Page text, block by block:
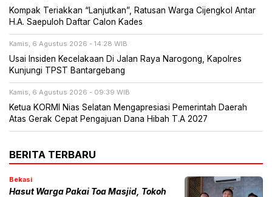
Kompak Teriakkan “Lanjutkan”, Ratusan Warga Cijengkol Antar
H.A. Saepuloh Daftar Calon Kades
Kamis, 6 Agustus 2026 - 14:28 WIB
Usai Insiden Kecelakaan Di Jalan Raya Narogong, Kapolres
Kunjungi TPST Bantargebang
Kamis, 6 Agustus 2026 - 09:39 WIB
Ketua KORMI Nias Selatan Mengapresiasi Pemerintah Daerah
Atas Gerak Cepat Pengajuan Dana Hibah T.A 2027
BERITA TERBARU
Bekasi
Hasut Warga Pakai Toa Masjid, Tokoh